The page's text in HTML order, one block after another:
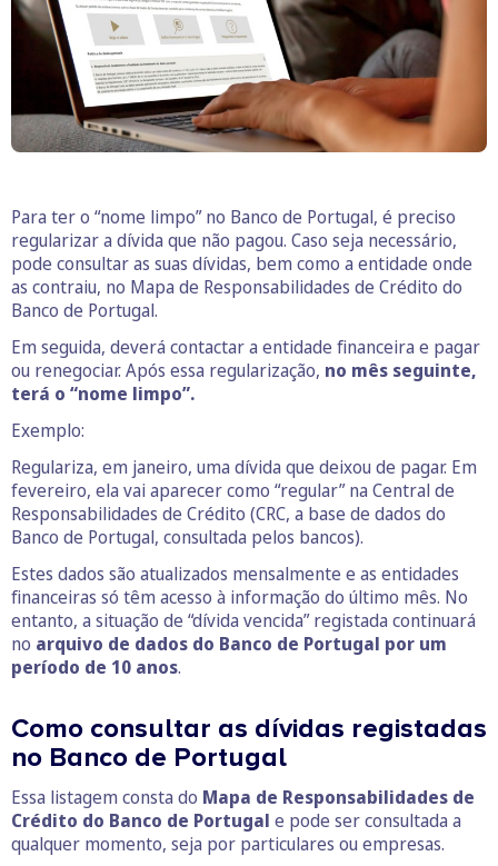
Para ter o “nome limpo” no Banco de Portugal, é preciso
regularizar a dívida que não pagou. Caso seja necessário,
pode consultar as suas dívidas, bem como a entidade onde
as contraiu, no Mapa de Responsabilidades de Crédito do
Banco de Portugal.
Em seguida, deverá contactar a entidade financeira e pagar
ou renegociar. Após essa regularização, no mês seguinte,
terá o “nome limpo”.
Exemplo:
Regulariza, em janeiro, uma dívida que deixou de pagar. Em
fevereiro, ela vai aparecer como “regular” na Central de
Responsabilidades de Crédito (CRC, a base de dados do
Banco de Portugal, consultada pelos bancos).
Estes dados são atualizados mensalmente e as entidades
financeiras só têm acesso à informação do último mês. No
entanto, a situação de “dívida vencida” registada continuará
no arquivo de dados do Banco de Portugal por um
período de 10 anos.
Como consultar as dívidas registadas
no Banco de Portugal
Essa listagem consta do Mapa de Responsabilidades de
Crédito do Banco de Portugal e pode ser consultada a
qualquer momento, seja por particulares ou empresas.